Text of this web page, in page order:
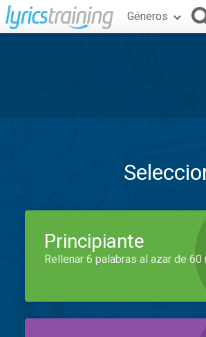
Géneros
Principiante
Rellenar 6 palabras al azar de 60